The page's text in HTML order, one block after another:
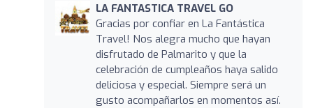
LA FANTASTICA TRAVEL GO
Gracias por confiar en La Fantástica
Travel! Nos alegra mucho que hayan
disfrutado de Palmarito y que la
celebración de cumpleaños haya salido
deliciosa y especial. Siempre será un
gusto acompañarlos en momentos así.